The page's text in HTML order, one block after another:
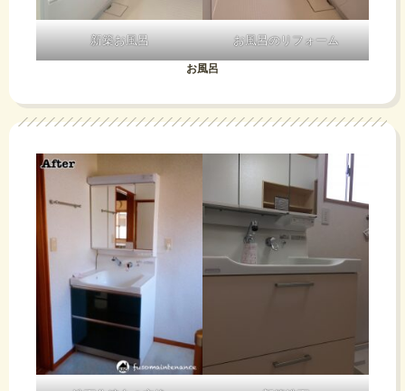
新築お風呂 お風呂のリフォーム
お風呂